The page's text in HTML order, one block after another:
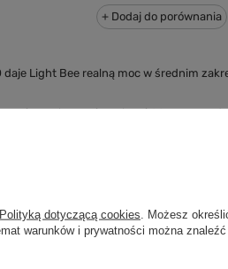
+ Dodaj do porównania
daje Light Bee realną moc w średnim
popularnymi markami. W parze ze
220 opinii klientów.
Polityką dotyczącą cookies . Możesz
warunków i prywatności można